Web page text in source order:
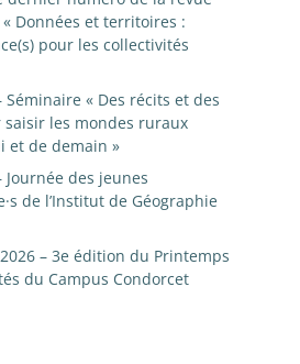
« Données et territoires :
pour les collectivités
Séminaire « Des récits et des
saisir les mondes ruraux
et de demain »
Journée des jeunes
de l’Institut de Géographie
– 3e édition du Printemps
du Campus Condorcet